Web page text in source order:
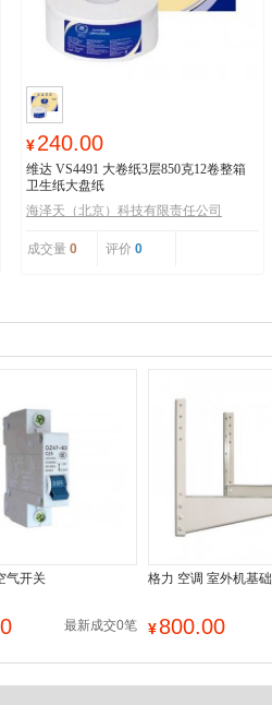
¥240.00
维达 VS4491 大卷纸3层850克12卷整箱
卫生纸大盘纸
海泽天（北京）科技有限责任公司
成交量 0 评价 0
气开关
最新成交0笔
格力 空调 室外机基础
¥800.00